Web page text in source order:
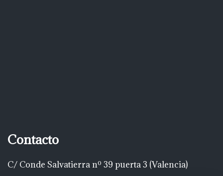
Contacto
C/ Conde Salvatierra nº 39 puerta 3 (Valencia)